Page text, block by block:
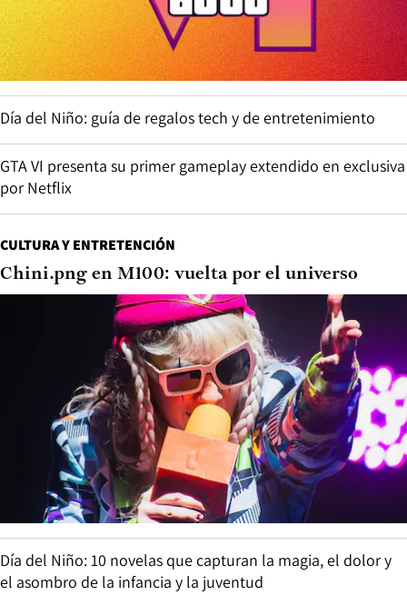
Día del Niño: guía de regalos tech y de entretenimiento
GTA VI presenta su primer gameplay extendido en exclusiva
por Netflix
CULTURA Y ENTRETENCIÓN
Chini.png en M100: vuelta por el universo
Día del Niño: 10 novelas que capturan la magia, el dolor y
el asombro de la infancia y la juventud